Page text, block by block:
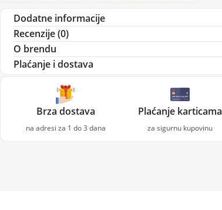
Dodatne informacije
Recenzije (0)
O brendu
Plaćanje i dostava
Brza dostava
na adresi za 1 do 3 dana
Plaćanje karticama
za sigurnu kupovinu